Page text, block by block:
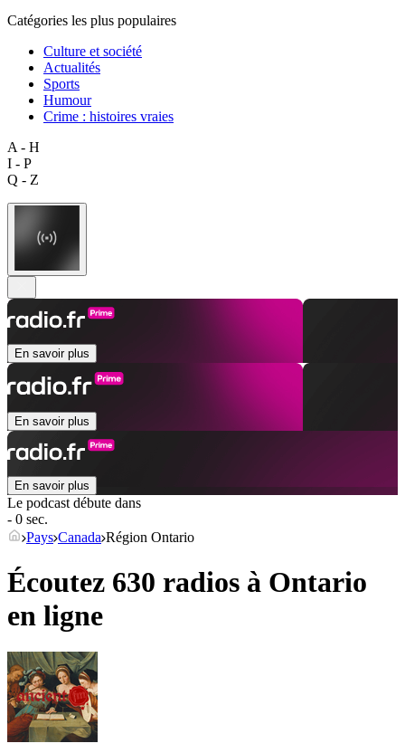
Catégories les plus populaires
Culture et société
Actualités
Sports
Humour
Crime : histoires vraies
A - H
I - P
Q - Z
En savoir plus
En savoir plus
En savoir plus
Le podcast débute dans
- 0 sec.
Pays Canada Région Ontario
Écoutez 630 radios à Ontario
en ligne